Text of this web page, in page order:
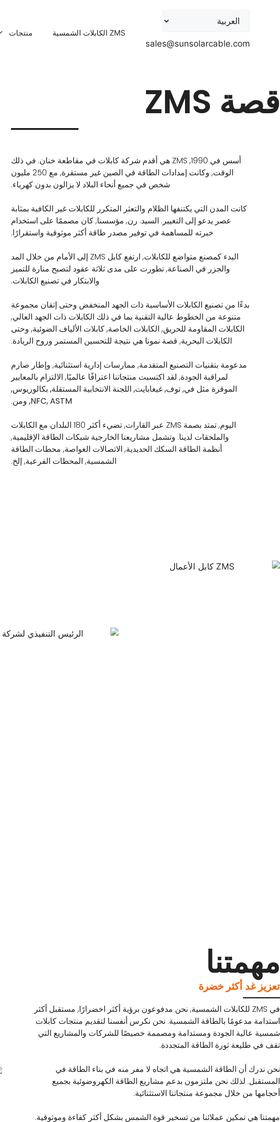
ZMS الكابلات الشمسية منتجات
sales@sunsolarcable.com
قصة ZMS
أسس في 1990, ZMS هي أقدم شركة كابلات في مقاطعة خنان. في ذلك
الوقت, وكانت إمدادات الطاقة في الصين غير مستقرة, مع 250 مليون
شخص في جميع أنحاء البلاد لا يزالون بدون كهرباء.
كانت المدن التي يكتنفها الظلام والتعثر المتكرر للكابلات غير الكافية بمثابة
عصر يدعو إلى التغيير. السيد. رن, مؤسسنا, كان مصممًا على استخدام
خبرته للمساهمة في توفير مصدر طاقة أكثر موثوقية واستقرارًا.
البدء كمصنع متواضع للكابلات, ارتفع كابل ZMS إلى الأمام من خلال المد
والجزر في الصناعة, تطورت على مدى ثلاثة عقود لتصبح منارة للتميز
والابتكار في تصنيع الكابلات.
بدءًا من تصنيع الكابلات الأساسية ذات الجهد المنخفض وحتى إتقان مجموعة
متنوعة من الخطوط عالية التقنية بما في ذلك الكابلات ذات الجهد العالي,
الكابلات المقاومة للحريق, الكابلات الخاصة, كابلات الألياف الضوئية, وحتى
الكابلات البحرية, قصة نمونا هي نتيجة للتحسين المستمر وروح الريادة.
مدعومة بتقنيات التصنيع المتقدمة, ممارسات إدارية استثنائية, وإطار صارم
لمراقبة الجودة, لقد اكتسبت منتجاتنا اعترافًا عالميًا, الالتزام بالمعايير
الموقرة مثل في, توف, غيغابايت, اللجنة الانتخابية المستقلة, بكالوريوس,
NFC, ASTM, ومن
.
اليوم, تمتد بصمة ZMS عبر القارات, تضيء أكثر 180 البلدان مع الكابلات
والملحقات لدينا. وتشمل مشاريعنا الخارجية شبكات الطاقة الإقليمية,
أنظمة الطاقة السكك الحديدية, الاتصالات الغواصة, محطات الطاقة
الشمسية, المحطات الفرعية, إلخ.
مهمتنا
تعزيز غد أكثر خضرة
في ZMS للكابلات الشمسية, نحن مدفوعون برؤية أكثر اخضرارًا, مستقبل أكثر
استدامة مدعومًا بالطاقة الشمسية. نحن نكرس أنفسنا لتقديم منتجات كابلات
شمسية عالية الجودة ومستدامة ومصممة خصيصًا للشركات والمشاريع التي
تقف في طليعة ثورة الطاقة المتجددة.
نحن ندرك أن الطاقة الشمسية هي اتجاه لا مفر منه في بناء الطاقة في
المستقبل. لذلك نحن ملتزمون بدعم مشاريع الطاقة الكهروضوئية بجميع
أحجامها من خلال مجموعة منتجاتنا الاستثنائية.
مهمتنا هي تمكين عملائنا من تسخير قوة الشمس بشكل أكثر كفاءة وموثوقية.